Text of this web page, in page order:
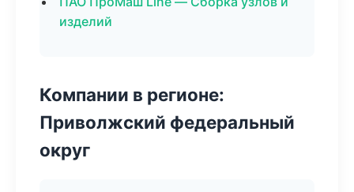
изделий
Компании в регионе:
Приволжский федеральный
округ